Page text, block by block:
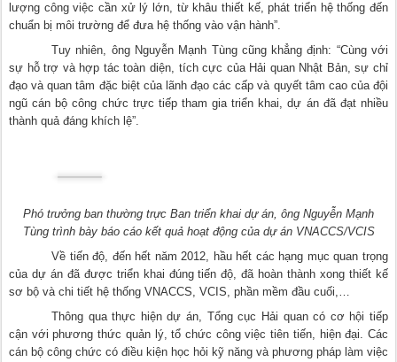
lượng công việc cần xử lý lớn, từ khâu thiết kế, phát triển hệ thống đến
chuẩn bị môi trường để đưa hệ thống vào vận hành”.
Tuy nhiên, ông Nguyễn Mạnh Tùng cũng khẳng định: “Cùng với
sự hỗ trợ và hợp tác toàn diện, tích cực của Hải quan Nhật Bản, sự chỉ
đạo và quan tâm đặc biệt của lãnh đạo các cấp và quyết tâm cao của đội
ngũ cán bộ công chức trực tiếp tham gia triển khai, dự án đã đạt nhiều
thành quả đáng khích lệ”.
Phó trưởng ban thường trực Ban triển khai dự án, ông Nguyễn Mạnh
Tùng trình bày báo cáo kết quả hoạt động của dự án VNACCS/VCIS
Về tiến độ, đến hết năm 2012, hầu hết các hạng mục quan trọng
của dự án đã được triển khai đúng tiến độ, đã hoàn thành xong thiết kế
sơ bộ và chi tiết hệ thống VNACCS, VCIS, phần mềm đầu cuối,…
Thông qua thực hiện dự án, Tổng cục Hải quan có cơ hội tiếp
cận với phương thức quản lý, tổ chức công việc tiên tiến, hiện đại. Các
cán bộ công chức có điều kiện học hỏi kỹ năng và phương pháp làm việc